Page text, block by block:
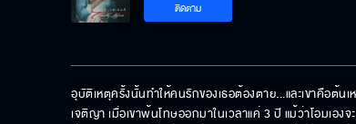
ติดตาม
อุบัติเหตุครั้งนั้นทำให้คนรักของเธอต้องตาย...และเขาคือต้
เจติญา เมื่อเขาพ้นโทษออกมาในเวลาแค่ 3 ปี แม้ว่าโอมเอ